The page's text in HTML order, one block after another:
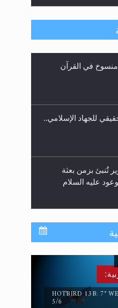
الزكاة وفق السنة
الهجرية؟
مشروع كوافير نسائي
المحجبات؟
منسوخ في القرآن
للجهاد الإسلامي..
تُنبئ بزمن بعثة
عليه السلام
الدجال
وحكمٌ على السنة
ليس العكس
HOTBIRD 13B: 7°
5/6